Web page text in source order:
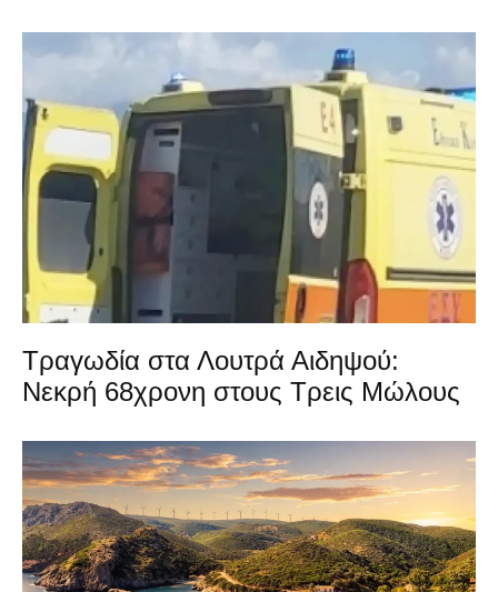
Τραγωδία στα Λουτρά Αιδηψού:
Νεκρή 68χρονη στους Τρεις Μώλους